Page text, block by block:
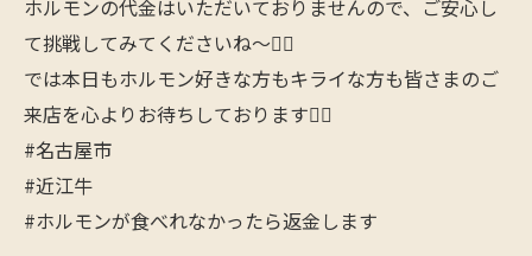
ホルモンの代金はいただいておりませんので、ご安心し
て挑戦してみてくださいね〜🙋‍♂️
では本日もホルモン好きな方もキライな方も皆さまのご
来店を心よりお待ちしております🙇‍♂️
#名古屋市
#近江牛
#ホルモンが食べれなかったら返金します